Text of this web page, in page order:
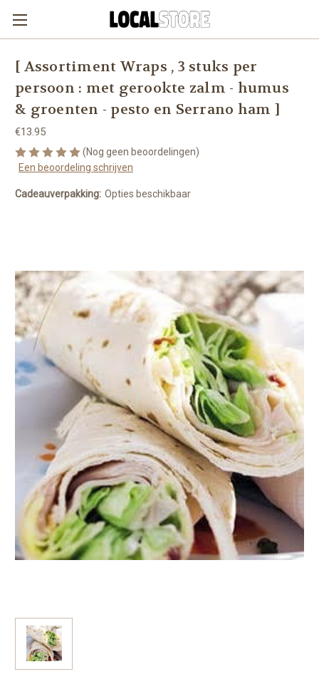
[ Assortiment Wraps , 3 stuks per
persoon : met gerookte zalm - humus
& groenten - pesto en Serrano ham ]
€13.95
(Nog geen beoordelingen)
Een beoordeling schrijven
Cadeauverpakking: Opties beschikbaar